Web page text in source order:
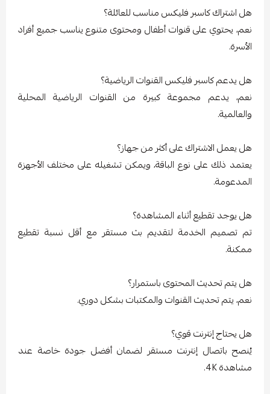
هل اشتراك كاسبر فليكس مناسب للعائلة؟
نعم، يحتوي على قنوات أطفال ومحتوى متنوع يناسب جميع أفراد
الأسرة.
هل يدعم كاسبر فليكس القنوات الرياضية؟
نعم، يدعم مجموعة كبيرة من القنوات الرياضية المحلية
والعالمية.
هل يعمل الاشتراك على أكثر من جهاز؟
يعتمد ذلك على نوع الباقة، ويمكن تشغيله على مختلف الأجهزة
المدعومة.
هل يوجد تقطيع أثناء المشاهدة؟
تم تصميم الخدمة لتقديم بث مستقر مع أقل نسبة تقطيع
ممكنة.
هل يتم تحديث المحتوى باستمرار؟
نعم، يتم تحديث القنوات والمكتبات بشكل دوري.
هل يحتاج إنترنت قوي؟
يُنصح باتصال إنترنت مستقر لضمان أفضل جودة خاصة عند
مشاهدة 4K.